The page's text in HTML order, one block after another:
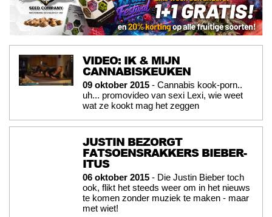
VIDEO: IK & MIJN
CANNABISKEUKEN
09 oktober 2015 - Cannabis kook-porn..
uh... promovideo van sexi Lexi, wie weet
wat ze kookt mag het zeggen
JUSTIN BEZORGT
FATSOENSRAKKERS BIEBER-
ITUS
06 oktober 2015 - Die Justin Bieber toch
ook, flikt het steeds weer om in het nieuws
te komen zonder muziek te maken - maar
met wiet!